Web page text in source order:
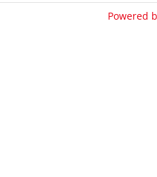
Powered